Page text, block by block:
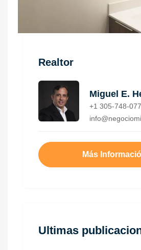
Realtor
Miguel E.
+1 305-748-
Más
Ultimas